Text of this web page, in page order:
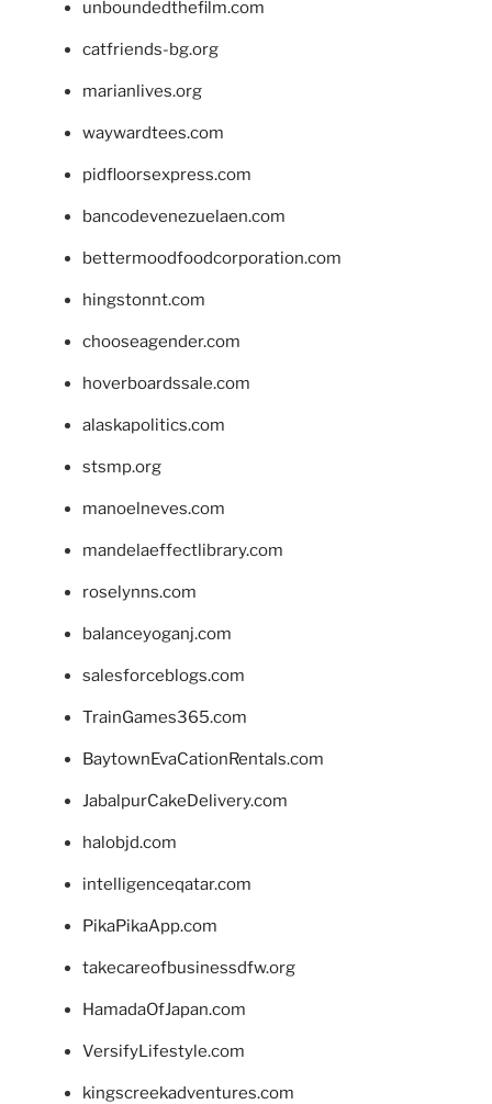
unboundedthefilm.com
catfriends-bg.org
marianlives.org
waywardtees.com
pidfloorsexpress.com
bancodevenezuelaen.com
bettermoodfoodcorporation.com
hingstonnt.com
chooseagender.com
hoverboardssale.com
alaskapolitics.com
stsmp.org
manoelneves.com
mandelaeffectlibrary.com
roselynns.com
balanceyoganj.com
salesforceblogs.com
TrainGames365.com
BaytownEvaCationRentals.com
JabalpurCakeDelivery.com
halobjd.com
intelligenceqatar.com
PikaPikaApp.com
takecareofbusinessdfw.org
HamadaOfJapan.com
VersifyLifestyle.com
kingscreekadventures.com